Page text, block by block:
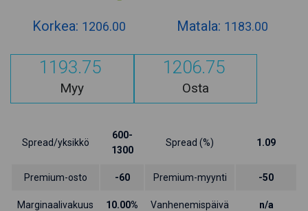
Korkea: 1206.00 Matala: 1183.00
1193.75
Myy
1206.75
Osta
Spread/yksikkö
600-
1300
Spread (%) 1.09
Premium-osto -60 Premium-myynti -50
Marginaalivakuus 10.00% Vanhenemispäivä n/a